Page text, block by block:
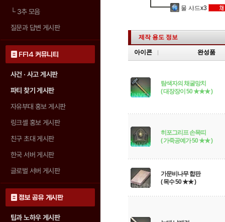
└3추 모음
질문과 답변 게시판
FF14 커뮤니티
사건 · 사고 게시판
파티 찾기 게시판
자유부대 홍보 게시판
링크셸 홍보 게시판
친구 초대 게시판
한국 서버 게시판
글로벌 서버 게시판
정보 공유 게시판
팁과 노하우 게시판
물 샤드x3
제작 용도 정보
아이콘 완성품
탐색자의 채굴망치
( 대장장이 50 ★★★ )
히포그리프 손목띠
( 가죽공예가 50 ★★ )
가문비나무 합판
( 목수 50 ★★ )